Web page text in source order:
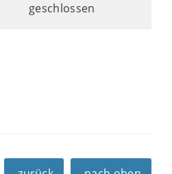
geschlossen